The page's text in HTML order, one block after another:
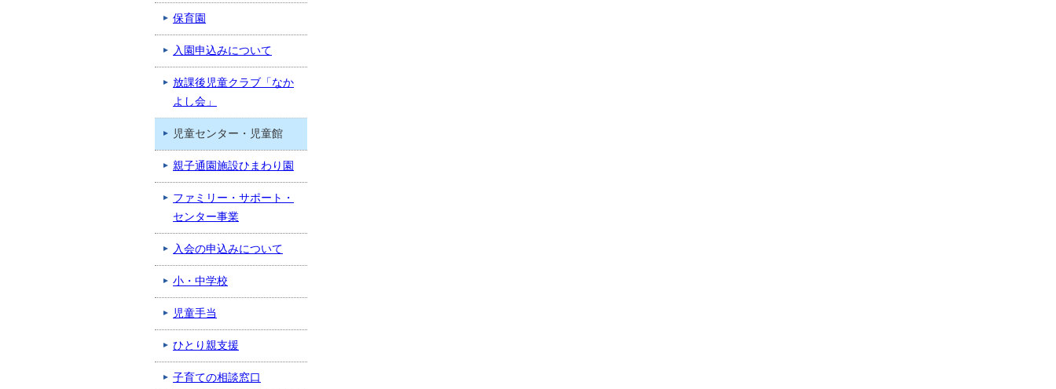
保育園
入園申込みについて
放課後児童クラブ「なか
よし会」
児童センター・児童館
親子通園施設ひまわり園
ファミリー・サポート・
センター事業
入会の申込みについて
小・中学校
児童手当
ひとり親支援
子育ての相談窓口